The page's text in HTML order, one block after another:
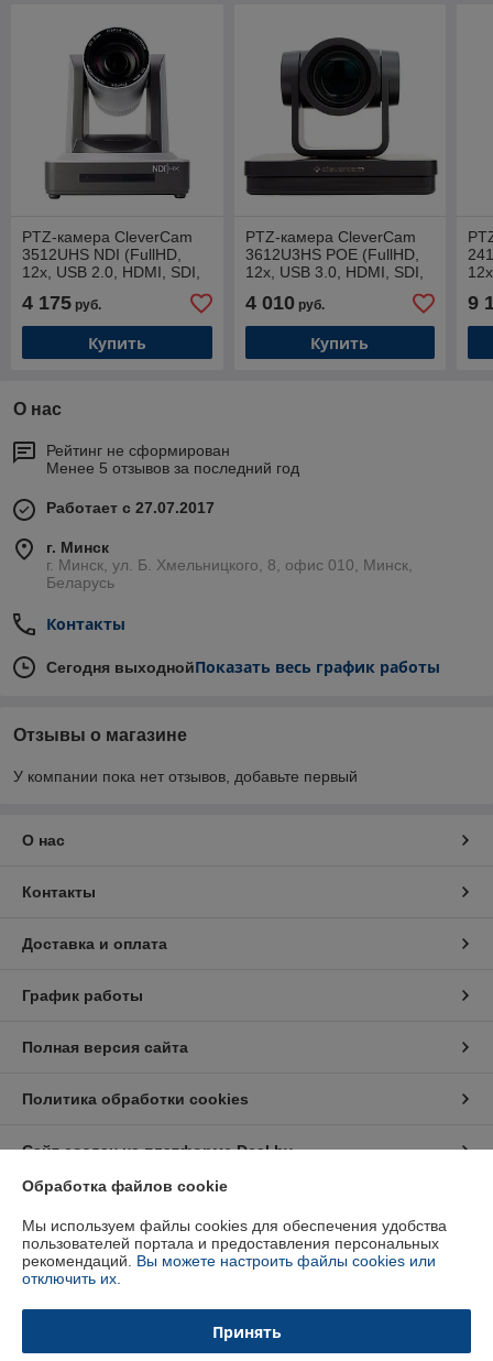
PTZ-камера CleverCam
3512UHS NDI (FullHD,
12x, USB 2.0, HDMI, SDI,
4 175 руб.
Купить
PTZ-камера CleverCam
3612U3HS POE (FullHD,
12x, USB 3.0, HDMI, SDI,
4 010руб.
Купить
9
О нас
Рейтинг не сформирован
Менее 5 отзывов за последний год
Работает с 27.07.2017
г. Минск
г. Минск, ул. Б. Хмельницкого, 8, офис 010, Минск,
Беларусь
Контакты
Сегодня выходнойПоказать весь график работы
Отзывы о магазине
У компании пока нет отзывов, добавьте первый
О нас
Контакты
Доставка и оплата
График работы
Полная версия сайта
Политика обработки cookies
Сайт создан на платформе Deal.by
Информация для покупателя
Юридическое лицо:ООО "Конференция"
220013, г. Минск, ул. Б. Хмельницкого, 8-010
Регистрационный номер ЕГР: 192751654
Обработка файлов cookie
Мы используем файлы cookies для обеспечения удобства
пользователей портала и предоставления персональных
рекомендаций. Вы можете настроить файлы cookies или
отключить их.
Принять